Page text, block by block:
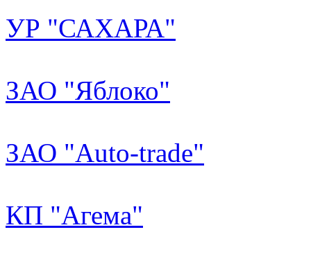
УР "САХАРА"
ЗАО "Яблоко"
ЗАО "Auto-trade"
КП "Агема"